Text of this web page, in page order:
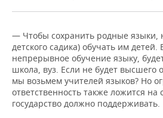
— Чтобы сохранить родные языки,
детского садика) обучать им детей.
непрерывное обучение языку,
школа, вуз. Если не будет высшего
мы возьмем учителей языков? Но
ответственность также ложится
государство должно поддерживать.